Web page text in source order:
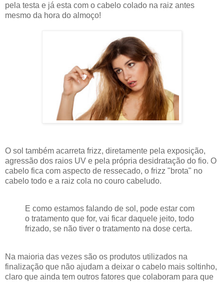
pela testa e já esta com o cabelo colado na raiz antes
mesmo da hora do almoço!
O sol também acarreta frizz, diretamente pela exposição,
agressão dos raios UV e pela própria desidratação do fio. O
cabelo fica com aspecto de ressecado, o frizz "brota" no
cabelo todo e a raiz cola no couro cabeludo.
E como estamos falando de sol, pode estar com
o tratamento que for, vai ficar daquele jeito, todo
frizado, se não tiver o tratamento na dose certa.
Na maioria das vezes são os produtos utilizados na
finalização que não ajudam a deixar o cabelo mais soltinho,
claro que ainda tem outros fatores que colaboram para que